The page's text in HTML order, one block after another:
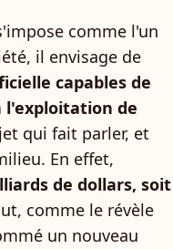
comme l'un
il envisage de
capables de
l'exploitation de
qui fait parler, et
En effet,
de dollars, soit
comme le révèle
un nouveau